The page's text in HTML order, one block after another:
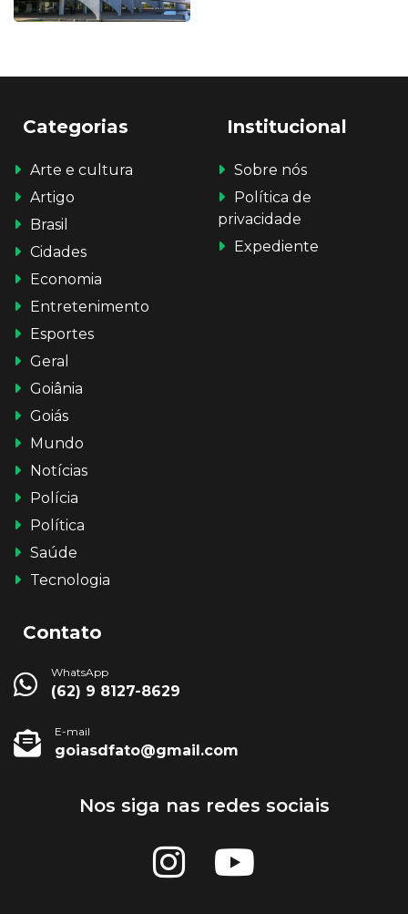
Categorias
Arte e cultura
Artigo
Brasil
Cidades
Economia
Entretenimento
Esportes
Geral
Goiânia
Goiás
Mundo
Notícias
Polícia
Política
Saúde
Tecnologia
Institucional
Sobre nós
Política de
privacidade
Expediente
Contato
WhatsApp
(62) 9 8127-8629
E-mail
goiasdfato@gmail.com
Nos siga nas redes sociais